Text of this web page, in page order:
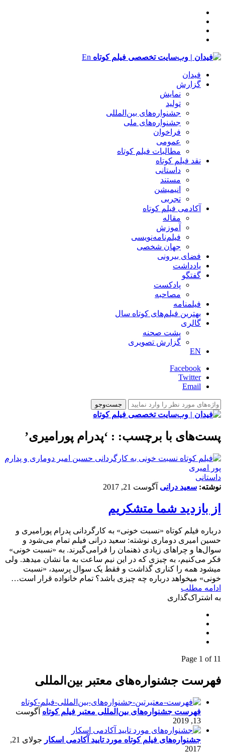
En
فیدان
گزارش
نمایش
تولید
‌‌جشنواره‌های بین‌المللی
جشنواره‌های ملی
فراخوان
عمومی
مطالبات فیلم کوتاه
نقد فیلم کوتاه
داستانی
مستند
انیمیشن
تجربی
آکادمی فیلم کوتاه
مقاله
آموزش
فیلم‌نامه‌نویسی
جهان شخصی
فضای بیرونی
یادداشت
گفتگو
پادکست
مصاحبه
فیلمنامه
بهترین فیلم‌های کوتاه سال
گالری
پشت صحنه
گزارش تصویری
EN
Facebook
Twitter
Email
پست‌های با برچسب: : ‘پدرام پورامیری’
داستانی
نوشته: سعید درانی آگوست 21, 2017
از بازدید شما متشکریم
درباره فیلم کوتاه «نسبت خونی» به کارگردانی پدرام پورامیری و
حسین امیری دوماری نوشته: سعید درانی فیلم تمام می‌شود و
سوال‌ها و چراهای زیادی ذهنمان را فرا­می‌گیرند. به «نسبت خونی»
فکر می‌کنیم، به چیزی که در این نیم ساعت به ما نشان می­دهد. ولی
می­شود همه را کناری گذاشت و فقط یک سوال پرسید، «نسبت
خونی» می­خواهد درباره چه چیزی باشد؟ تمام خانواده قرار است…
ادامه مطلب
به اشتراک‌گذاری
Page 1 of 11
فهرست جشنواره‌های معتبر بین‌المللی
فهرست جشنواره‌های بین‌المللی معتبر فیلم کوتاه آگوست
13, 2019
جشنواره‌های فیلم کوتاه مورد تایید آکادمی اسکار
جولای 21,
2017